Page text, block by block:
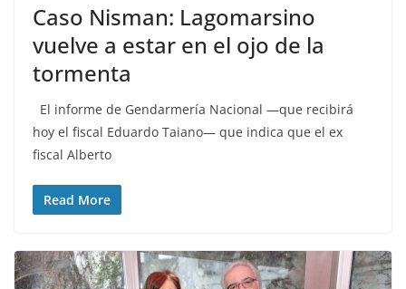
Caso Nisman: Lagomarsino
vuelve a estar en el ojo de la
tormenta
El informe de Gendarmería Nacional —que recibirá
hoy el fiscal Eduardo Taiano— que indica que el ex
fiscal Alberto
Read More